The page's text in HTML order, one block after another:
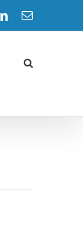
LinkedInEmail